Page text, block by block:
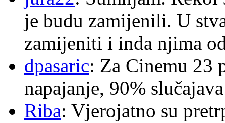
je budu zamijenili. U
zamijeniti i inda njima
dpasaric: Za Cinemu 23
napajanje, 90%
Riba: Vjerojatno su